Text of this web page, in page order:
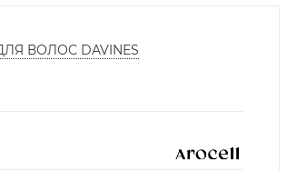
ВОЛОС DAVINES